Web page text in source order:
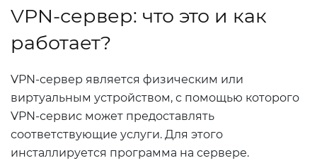
VPN-сервер: что это и как
работает?
VPN-сервер является физическим или
виртуальным устройством, с помощью которого
VPN-сервис может предоставлять
соответствующие услуги. Для этого
инсталлируется программа на сервере.